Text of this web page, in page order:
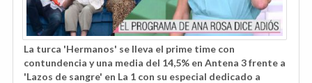
La turca 'Hermanos' se lleva el prime time con
contundencia y una media del 14,5% en Antena 3 frente a
'Lazos de sangre' en La 1 con su especial dedicado a